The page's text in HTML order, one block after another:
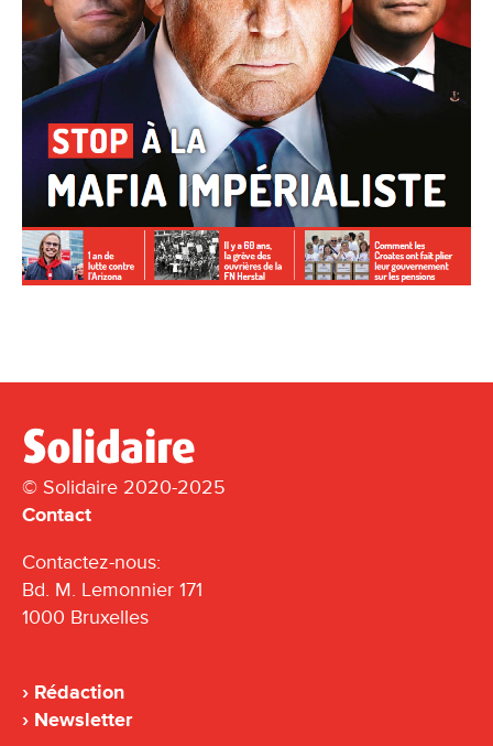
© Solidaire 2020-2025
Contact
Contactez-nous:
Bd. M. Lemonnier 171
1000 Bruxelles
Rédaction
Newsletter